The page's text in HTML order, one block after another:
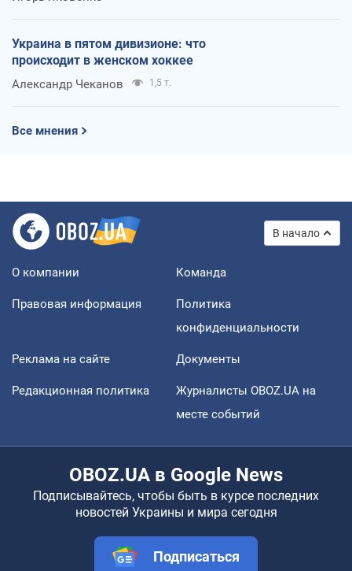
Украина в пятом дивизионе: что
происходит в женском хоккее
Александр Чеканов 1,5 т.
Все мнения
В начало
О компании Команда
Правовая информация
Политика
конфиденциальности
Реклама на сайте Документы
Редакционная политика
Журналисты OBOZ.UA на
месте событий
OBOZ.UA в Google News
Подписывайтесь, чтобы быть в курсе последних
новостей Украины и мира сегодня
Подписаться